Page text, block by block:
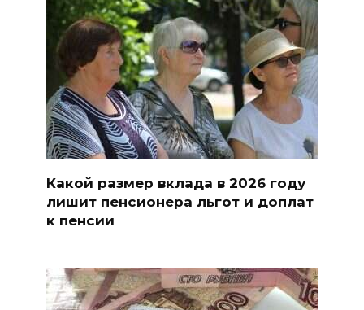
Какой размер вклада в 2026 году
лишит пенсионера льгот и доплат
к пенсии